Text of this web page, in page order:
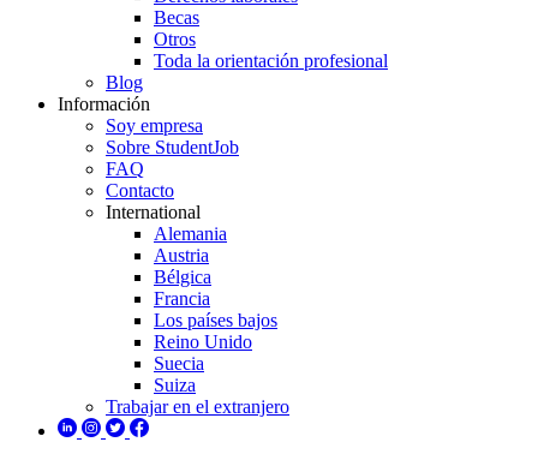
Becas
Otros
Toda la orientación profesional
Blog
Información
Soy empresa
Sobre StudentJob
FAQ
Contacto
International
Alemania
Austria
Bélgica
Francia
Los países bajos
Reino Unido
Suecia
Suiza
Trabajar en el extranjero